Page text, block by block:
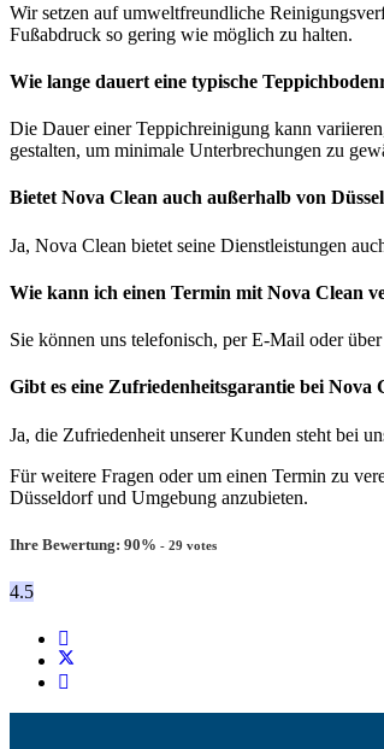
Wir setzen auf umweltfreundliche
Fußabdruck so gering wie möglich zu halten.
Wie lange dauert eine typische
Die Dauer einer Teppichreinigung kann
gestalten, um minimale Unterbrechungen zu
Bietet Nova Clean auch außerhalb von
Ja, Nova Clean bietet seine Dienstleistungen
Wie kann ich einen Termin mit Nova Clean
Sie können uns telefonisch, per E-Mail oder
Gibt es eine Zufriedenheitsgarantie bei Nova
Ja, die Zufriedenheit unserer Kunden steht bei
Für weitere Fragen oder um einen Termin zu
Düsseldorf und Umgebung anzubieten.
Ihre Bewertung: 90% - 29 votes
4.5